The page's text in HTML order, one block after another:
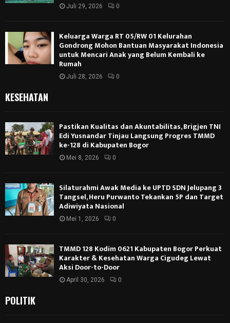
Juli 29, 2026 0
Keluarga Warga RT 05/RW 01 Kelurahan
Gondrong Mohon Bantuan Masyarakat Indonesia
untuk Mencari Anak yang Belum Kembali ke
Rumah
Juli 28, 2026 0
KESEHATAN
Pastikan Kualitas dan Akuntabilitas, Brigjen TNI
Edi Yusnandar Tinjau Langsung Progres TMMD
ke-128 di Kabupaten Bogor
Mei 8, 2026 0
Silaturahmi Awak Media ke UPTD SDN Jelupang 3
Tangsel, Heru Purwanto Tekankan 5P dan Target
Adiwiyata Nasional
Mei 1, 2026 0
TMMD 128 Kodim 0621 Kabupaten Bogor Perkuat
Karakter & Kesehatan Warga Cigudeg Lewat
Aksi Door-to-Door
April 30, 2026 0
POLITIK